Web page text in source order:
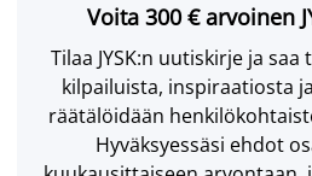
Voita 300 € arvoinen
Tilaa JYSK:n uutiskirje ja
kilpailuista, inspiraatiosta
räätälöidään
Hyväksyessäsi ehdot